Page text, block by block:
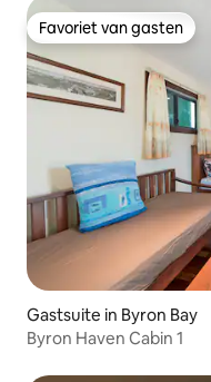
Favoriet van gasten
Favoriet van gasten
Gastsuite in Byron Bay
Byron Haven Cabin 1